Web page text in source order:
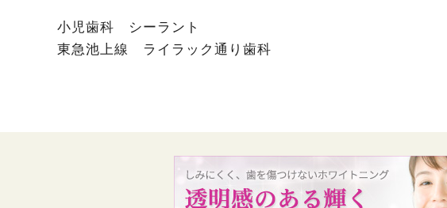
小児歯科 シーラント
東急池上線 ライラック通り歯科